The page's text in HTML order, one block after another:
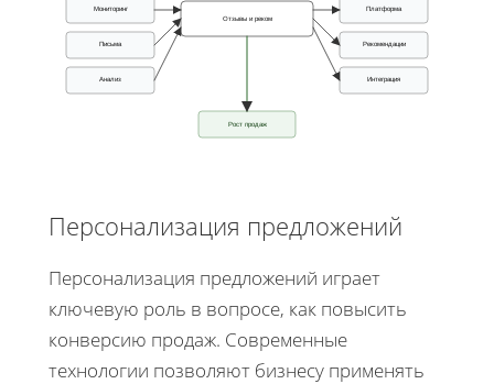
Мониторинг
Письма
Анализ
Отзывы и реком
Платформа
Рекомендации
Интеграция
Рост продаж
Персонализация предложений
Персонализация предложений играет
ключевую роль в вопросе, как повысить
конверсию продаж. Современные
технологии позволяют бизнесу применять